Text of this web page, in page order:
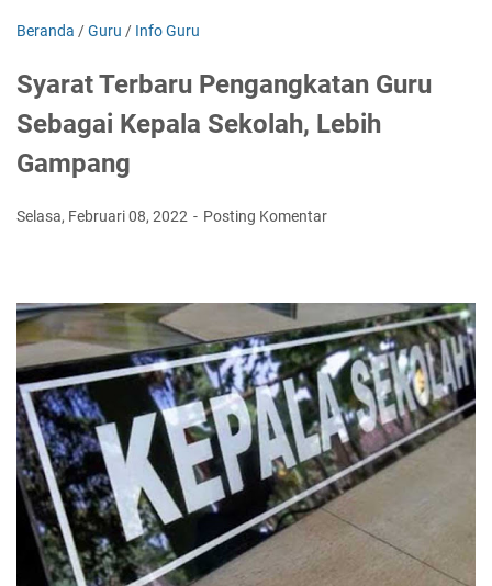
Beranda /Guru / Info Guru
Syarat Terbaru Pengangkatan Guru
Sebagai Kepala Sekolah, Lebih
Gampang
Selasa, Februari 08, 2022 Posting Komentar